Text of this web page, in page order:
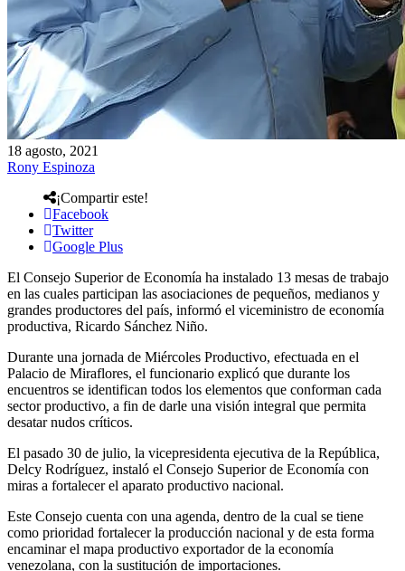
18 agosto, 2021
Rony Espinoza
¡Compartir este!
Facebook
Twitter
Google Plus
El Consejo Superior de Economía ha instalado 13 mesas de trabajo
en las cuales participan las asociaciones de pequeños, medianos y
grandes productores del país, informó el viceministro de economía
productiva, Ricardo Sánchez Niño.
Durante una jornada de Miércoles Productivo, efectuada en el
Palacio de Miraflores, el funcionario explicó que durante los
encuentros se identifican todos los elementos que conforman cada
sector productivo, a fin de darle una visión integral que permita
desatar nudos críticos.
El pasado 30 de julio, la vicepresidenta ejecutiva de la República,
Delcy Rodríguez, instaló el Consejo Superior de Economía con
miras a fortalecer el aparato productivo nacional.
Este Consejo cuenta con una agenda, dentro de la cual se tiene
como prioridad fortalecer la producción nacional y de esta forma
encaminar el mapa productivo exportador de la economía
venezolana, con la sustitución de importaciones.